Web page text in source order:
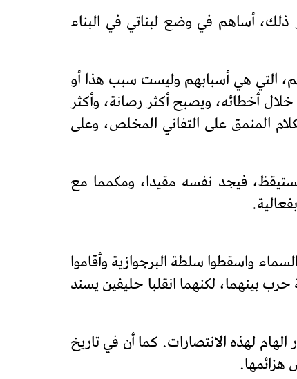
ذلك، أساهم في وضع لبناتي في البناء
التي هي أسبابهم وليست سبب هذا أو
أخطائه، ويصبح أكثر رصانة، وأكثر
المنمق على التفاني المخلص، وعلى
فيجد نفسه مقيدا، ومكمما مع
السماء واسقطوا سلطة البرجوازية وأقاموا
بينهما، لكنهما انقلبا حليفين يسند
لهذه الانتصارات. كما أن في تاريخ
هزائمها.